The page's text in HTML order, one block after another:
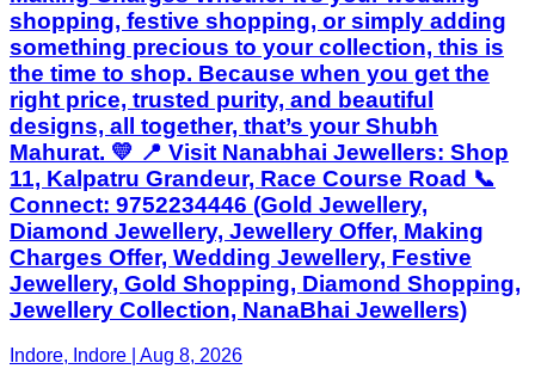
shopping, festive shopping, or simply adding
something precious to your collection, this is
the time to shop. Because when you get the
right price, trusted purity, and beautiful
designs, all together, that’s your Shubh
Mahurat. 💛 📍 Visit Nanabhai Jewellers: Shop
11, Kalpatru Grandeur, Race Course Road 📞
Connect: 9752234446 (Gold Jewellery,
Diamond Jewellery, Jewellery Offer, Making
Charges Offer, Wedding Jewellery, Festive
Jewellery, Gold Shopping, Diamond Shopping,
Jewellery Collection, NanaBhai Jewellers)
Indore, Indore | Aug 8, 2026